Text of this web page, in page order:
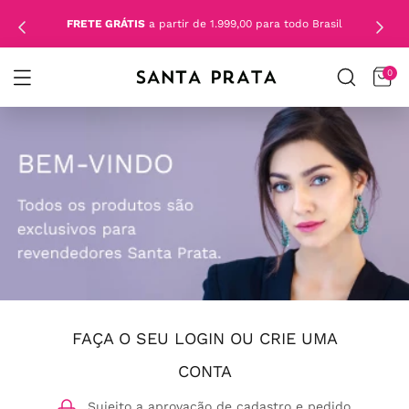
FRETE GRÁTIS a partir de 1.999,00 para todo Brasil
0
FAÇA O SEU LOGIN OU CRIE UMA
CONTA
Sujeito a aprovação de cadastro e pedido